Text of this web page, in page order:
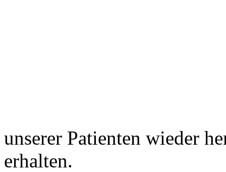
unserer Patienten wieder
erhalten.